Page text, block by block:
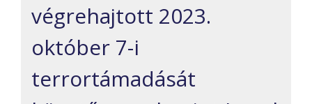
végrehajtott 2023.
október 7-i
terrortámadását